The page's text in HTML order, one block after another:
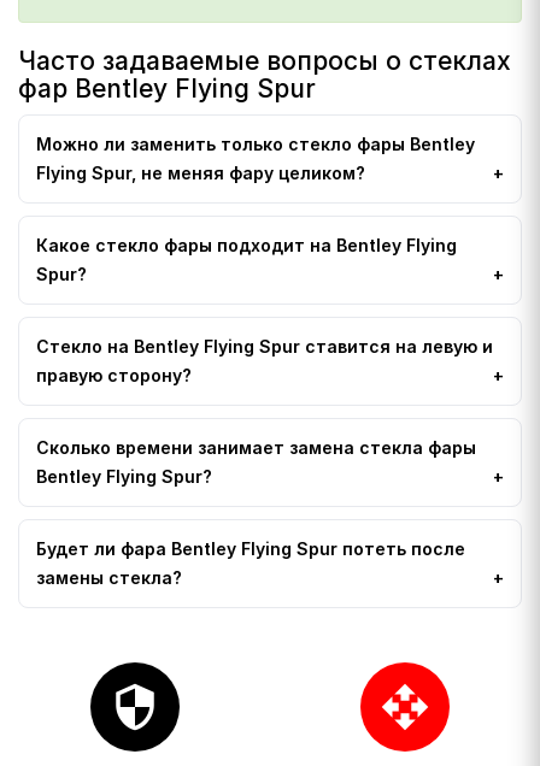
Часто задаваемые вопросы о стеклах
фар Bentley Flying Spur
Можно ли заменить только стекло фары Bentley
Flying Spur, не меняя фару целиком?
Какое стекло фары подходит на Bentley Flying
Spur?
Стекло на Bentley Flying Spur ставится на левую и
правую сторону?
Сколько времени занимает замена стекла фары
Bentley Flying Spur?
Будет ли фара Bentley Flying Spur потеть после
замены стекла?
security open_with